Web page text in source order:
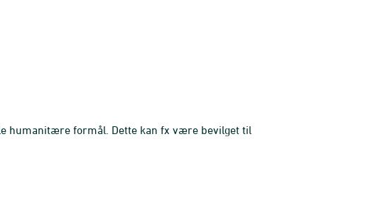
humanitære formål. Dette kan fx være bevilget til